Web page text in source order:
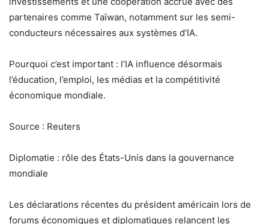
partenaires comme Taïwan, notamment sur les semi-
conducteurs nécessaires aux systèmes d’IA.
Pourquoi c’est important : l’IA influence désormais
l’éducation, l’emploi, les médias et la compétitivité
économique mondiale.
Source : Reuters
Diplomatie : rôle des États-Unis dans la gouvernance
mondiale
Les déclarations récentes du président américain lors de
forums économiques et diplomatiques relancent les